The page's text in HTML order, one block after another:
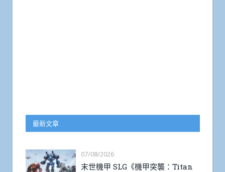
最新文章
07/08/2026
末世機甲 SLG《機甲突襲：Titan